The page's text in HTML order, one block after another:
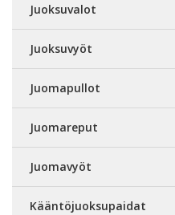
Juoksuvalot
Juoksuvyöt
Juomapullot
Juomareput
Juomavyöt
Kääntöjuoksupaidat